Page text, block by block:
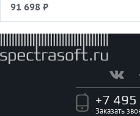
91 698 ₽
+7
Заказать